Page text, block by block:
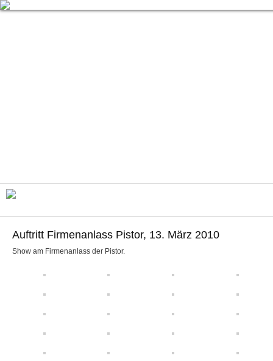
Auftritt Firmenanlass Pistor, 13. März 2010
Show am Firmenanlass der Pistor.